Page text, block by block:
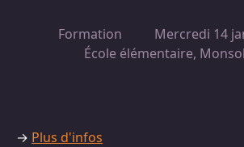
Formation
Mercredi 14
École élémentaire,
→ Plus d'infos